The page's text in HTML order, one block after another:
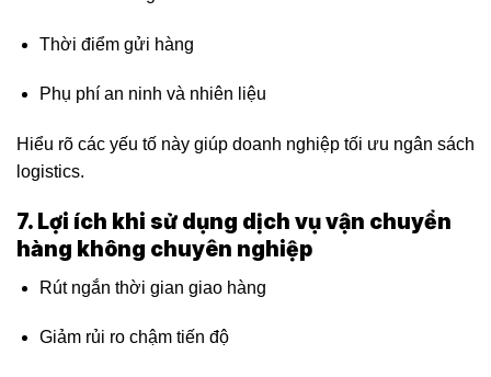
Thời điểm gửi hàng
Phụ phí an ninh và nhiên liệu
Hiểu rõ các yếu tố này giúp doanh nghiệp tối ưu ngân sách
logistics.
7. Lợi ích khi sử dụng dịch vụ vận chuyển
hàng không chuyên nghiệp
Rút ngắn thời gian giao hàng
Giảm rủi ro chậm tiến độ